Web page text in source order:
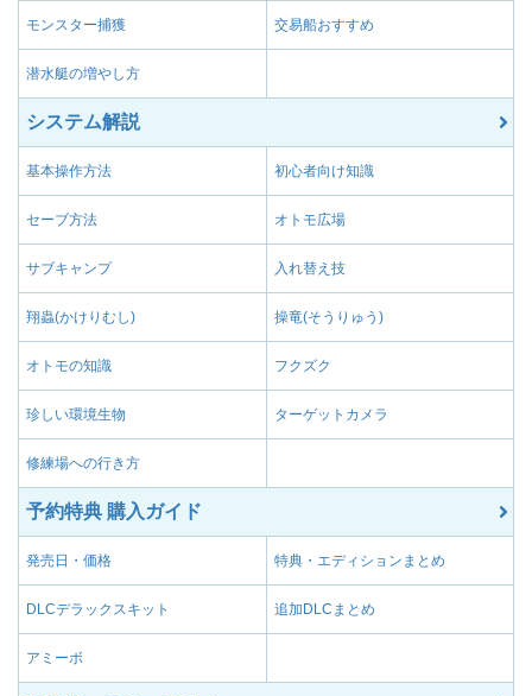
モンスター捕獲 交易船おすすめ
潜水艇の増やし方
システム解説
基本操作方法 初心者向け知識
セーブ方法 オトモ広場
サブキャンプ 入れ替え技
翔蟲(かけりむし) 操竜(そうりゅう)
オトモの知識 フクズク
珍しい環境生物 ターゲットカメラ
修練場への行き方
予約特典 購入ガイド
発売日・価格 特典・エディションまとめ
DLCデラックスキット 追加DLCまとめ
アミーボ